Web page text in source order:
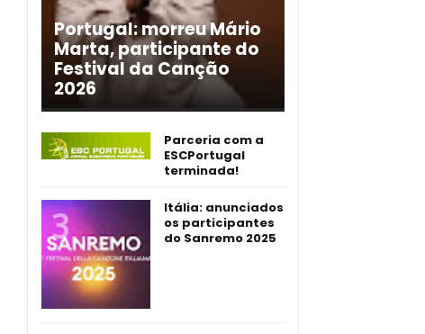
Portugal: morreu Mário
Marta, participante do
Festival da Canção
2026
Parceria com a
ESCPortugal
terminada!
Itália: anunciados
os participantes
do Sanremo 2025